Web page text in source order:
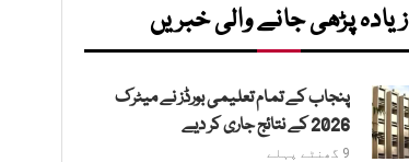
زیادہ پڑھی جانے والی خبریں
پنجاب کے تمام تعلیمی بورڈز نے میٹرک
2026 کے نتائج جاری کر دیے
9 گھنٹے پہلے